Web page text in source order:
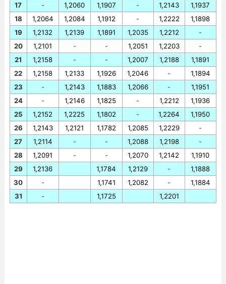
17
18
19
20
21
22
23
24
25
26
27
28
29
30
31
-
1,2064
1,2132
1,2101
1,2158
1,2158
-
-
1,2152
1,2143
1,2114
1,2091
1,2136
-
-
1,2060
1,2084
1,2139
-
-
1,2133
1,2143
1,2146
1,2225
1,2121
-
-
1,1907
1,1912
1,1891
-
-
1,1926
1,1883
1,1825
1,1802
1,1782
-
-
1,1784
1,1741
1,1725
-
-
1,2035
1,2051
1,2007
1,2046
1,2066
-
-
1,2085
1,2088
1,2070
1,2129
1,2082
1,2143
1,2222
1,2212
1,2203
1,2188
-
-
1,2212
1,2264
1,2229
1,2198
1,2142
-
-
1,2201
1,1937
1,1898
-
-
1,1891
1,1894
1,1951
1,1936
1,1950
-
-
1,1910
1,1888
1,1884